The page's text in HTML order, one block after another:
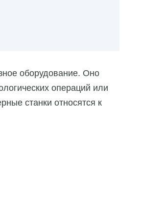
оборудование. Оно
операций или
станки относятся к